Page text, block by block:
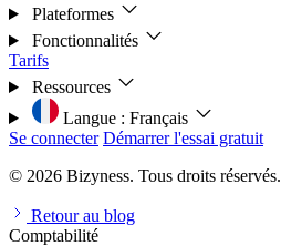
Plateformes
Fonctionnalités
Tarifs
Ressources
Langue : Français
Se connecter Démarrer l'essai gratuit
© 2026 Bizyness. Tous droits réservés.
Retour au blog
Comptabilité